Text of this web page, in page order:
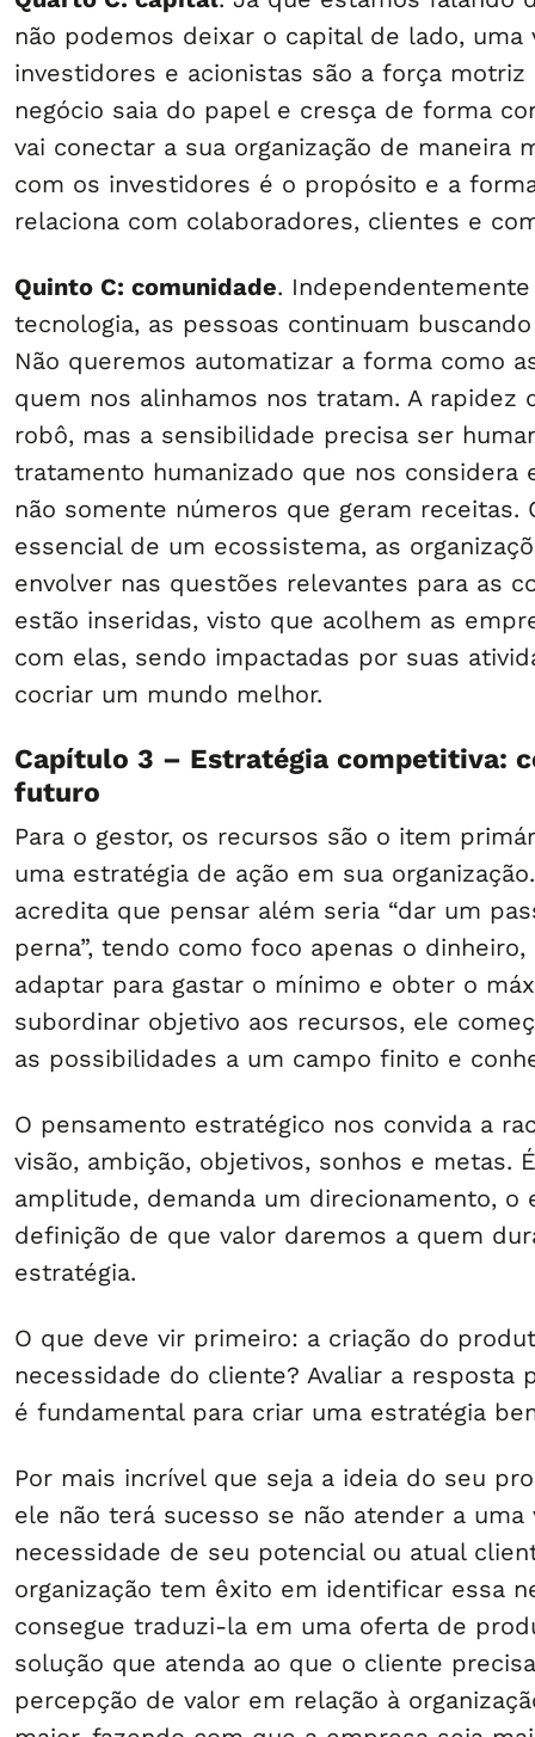
não podemos deixar o capital de lado, uma
investidores e acionistas são a força motriz
negócio saia do papel e cresça de forma
vai conectar a sua organização de maneira
com os investidores é o propósito e a
relaciona com colaboradores, clientes e
Quinto C: comunidade.
tecnologia, as pessoas continuam
Não queremos automatizar a forma como
quem nos alinhamos nos tratam. A rapidez
robô, mas a sensibilidade precisa ser
tratamento humanizado que nos considera
não somente números que geram receitas.
essencial de um ecossistema, as
envolver nas questões relevantes para as
estão inseridas, visto que acolhem as
com elas, sendo impactadas por suas
cocriar um mundo melhor.
Capítulo 3 – Estratégia competitiva:
futuro
Para o gestor, os recursos são o item
uma estratégia de ação em sua
acredita que pensar além seria “dar um
perna”, tendo como foco apenas o
adaptar para gastar o mínimo e obter o
subordinar objetivo aos recursos, ele
as possibilidades a um campo finito e
O pensamento estratégico nos convida a
visão, ambição, objetivos, sonhos e metas.
amplitude, demanda um direcionamento, o
definição de que valor daremos a quem
estratégia.
O que deve vir primeiro: a criação do
necessidade do cliente? Avaliar a resposta
é fundamental para criar uma estratégia
Por mais incrível que seja a ideia do seu
ele não terá sucesso se não atender a uma
necessidade de seu potencial ou atual
organização tem êxito em identificar essa
consegue traduzi-la em uma oferta de
solução que atenda ao que o cliente
percepção de valor em relação à